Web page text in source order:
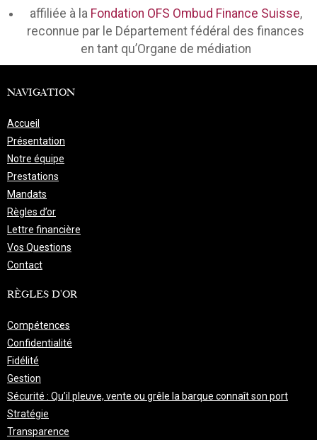
affiliée à la Fondation OFS Ombud Finance Suisse,
reconnue par le Département fédéral des finances
en tant qu’Organe de médiation
NAVIGATION
Accueil
Présentation
Notre équipe
Prestations
Mandats
Règles d’or
Lettre financière
Vos Questions
Contact
RÈGLES D'OR
Compétences
Confidentialité
Fidélité
Gestion
Sécurité : Qu’il pleuve, vente ou grêle la barque connaît son port
Stratégie
Transparence